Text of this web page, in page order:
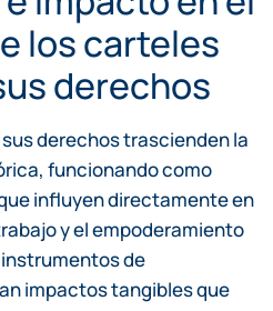
los carteles
derechos
derechos trascienden la
funcionando como
influyen directamente en
y el empoderamiento
de
impactos tangibles que